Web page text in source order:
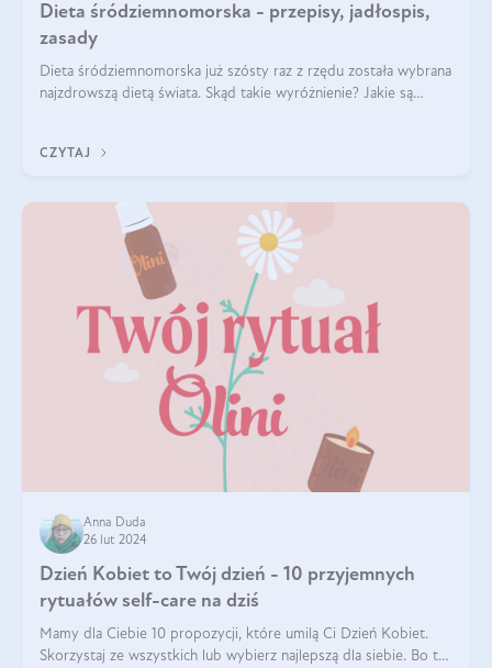
Dieta śródziemnomorska - przepisy, jadłospis,
zasady
Dieta śródziemnomorska już szósty raz z rzędu została wybrana
najzdrowszą dietą świata. Skąd takie wyróżnienie? Jakie są
CZYTAJ
Anna Duda
26 lut 2024
Dzień Kobiet to Twój dzień - 10 przyjemnych
rytuałów self-care na dziś
Mamy dla Ciebie 10 propozycji, które umilą Ci Dzień Kobiet.
Skorzystaj ze wszystkich lub wybierz najlepszą dla siebie. Bo to